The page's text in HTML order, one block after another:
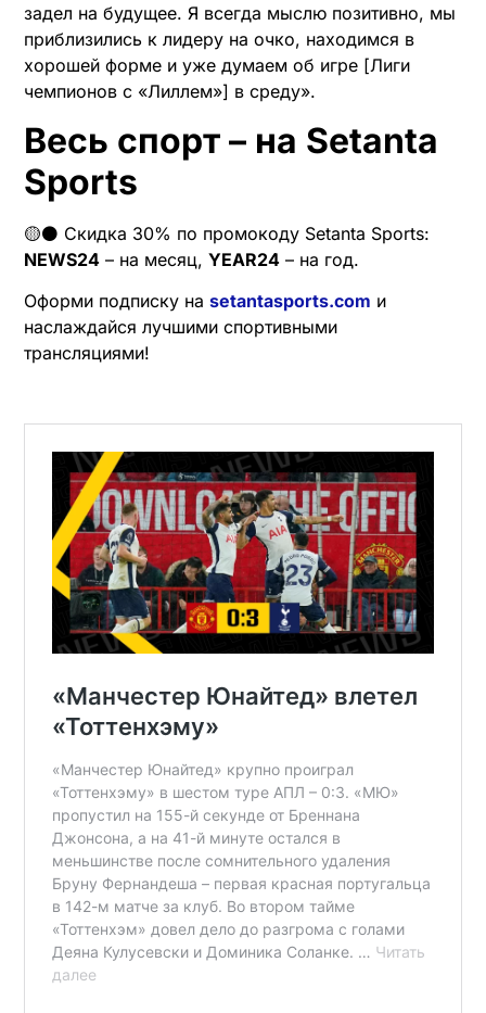
задел на будущее. Я всегда мыслю позитивно, мы
приблизились к лидеру на очко, находимся в
хорошей форме и уже думаем об игре [Лиги
чемпионов с «Лиллем»] в среду».
Весь спорт – на Setanta
Sports
🟡⚫️ Скидка 30% по промокоду Setanta Sports:
NEWS24 – на месяц, YEAR24 – на год.
Оформи подписку на setantasports.com и
наслаждайся лучшими спортивными
трансляциями!